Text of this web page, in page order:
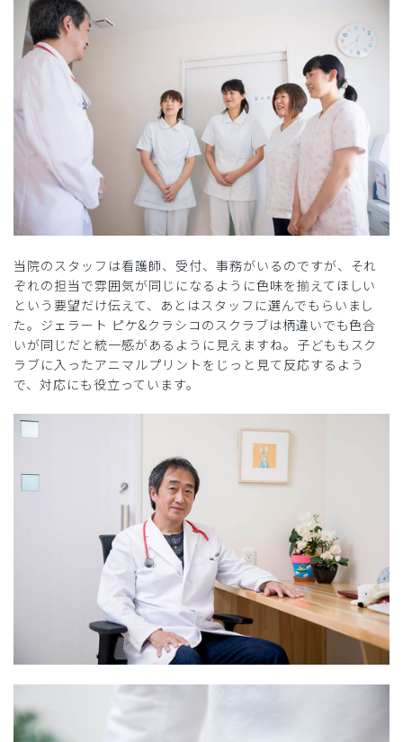
当院のスタッフは看護師、受付、事務がいるのですが、それ
ぞれの担当で雰囲気が同じになるように色味を揃えてほしい
という要望だけ伝えて、あとはスタッフに選んでもらいまし
た。ジェラート ピケ&クラシコのスクラブは柄違いでも色合
いが同じだと統一感があるように見えますね。子どももスク
ラブに入ったアニマルプリントをじっと見て反応するよう
で、対応にも役立っています。